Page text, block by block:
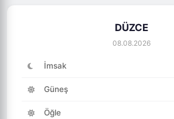
DÜZCE
08.08.2026
İmsak
Güneş
Öğle